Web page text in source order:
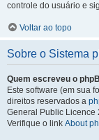
controle do usuário e
Voltar ao topo
Sobre o Sistema
Quem escreveu o
Este software (em sua
direitos reservados a
General Public Licence
Verifique o link About